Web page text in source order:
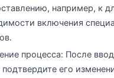
например, к
включения
процесса: После
подтвердите его